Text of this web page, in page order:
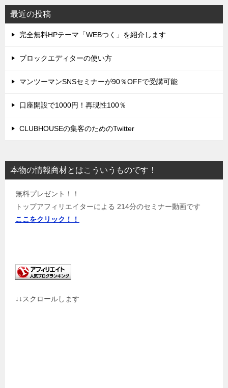
最近の投稿
完全無料HPテーマ「WEBつく」を紹介します
ブロックエディターの使い方
マンツーマンSNSセミナーが90％OFFで受講可能
口座開設で1000円！再現性100％
CLUBHOUSEの集客のためのTwitter
本物の情報商材とはこういうものです！
無料プレゼント！！
トップアフィリエイターによる 214分のセミナー動画です
ここをクリック！！
↓↓スクロールします